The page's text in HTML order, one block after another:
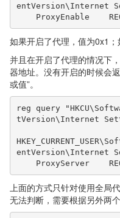
entVersion\Internet
ProxyEnable
如果开启了代理，值为0x1；
并且在开启了代理的情况下
器地址。没有开启的时候会
或值”。
reg query
tVersion\Internet
entVersion\Internet
ProxyServer
上面的方式只针对使用全局
无法判断，需要根据另外两